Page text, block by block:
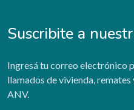
Suscribite a
Ingresá tu correo electrónico
llamados de vivienda,
ANV.